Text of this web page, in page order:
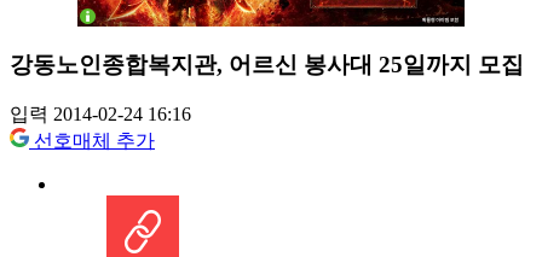
강동노인종합복지관, 어르신 봉사대 25일까지 모집
입력 2014-02-24 16:16
선호매체 추가